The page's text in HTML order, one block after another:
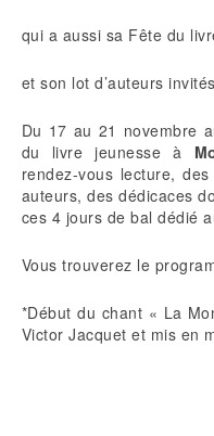
qui a aussi sa Fête du
et son lot d’auteurs
Du 17 au 21 novembre
du livre jeunesse à
rendez-vous lecture,
auteurs, des dédicaces
ces 4 jours de bal dédié
Vous trouverez le
*Début du chant « La
Victor Jacquet et mis en